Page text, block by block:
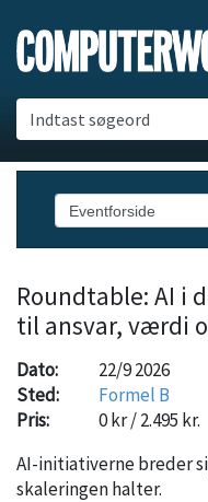
Indtast søgeord
Roundtable: AI i
til ansvar, værdi
Dato:
22/9 2026
Sted:
Formel B
Pris:
0 kr / 2.495 kr.
AI-initiativerne breder
skaleringen halter.